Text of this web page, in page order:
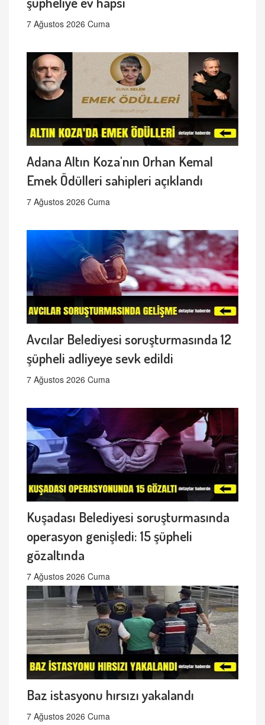
7 Ağustos 2026 Cuma
Adana Altın Koza'nın Orhan Kemal
Emek Ödülleri sahipleri açıklandı
7 Ağustos 2026 Cuma
Avcılar Belediyesi soruşturmasında 12
şüpheli adliyeye sevk edildi
7 Ağustos 2026 Cuma
Kuşadası Belediyesi soruşturmasında
operasyon genişledi: 15 şüpheli
gözaltında
7 Ağustos 2026 Cuma
Baz istasyonu hırsızı yakalandı
7 Ağustos 2026 Cuma